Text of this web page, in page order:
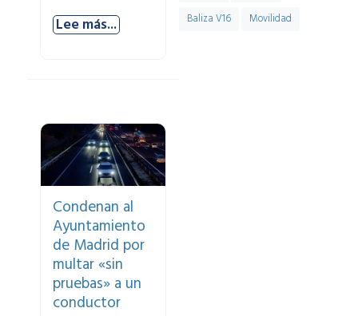
Lee más...
Condenan al
Ayuntamiento
de Madrid por
multar «sin
pruebas» a un
conductor
Baliza V16
Movilidad